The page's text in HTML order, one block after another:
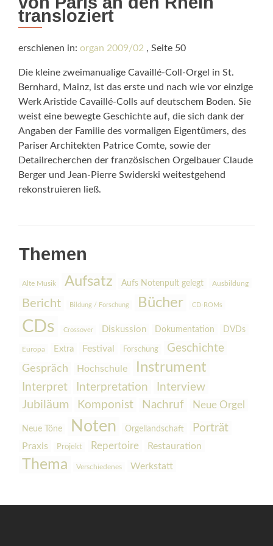
transloziert
erschienen in: organ 2009/02 , Seite 50
Die kleine zweimanualige Cavaillé-Coll-Orgel in St.
Bernhard, Mainz, ist das erste und nach wie vor einzige
Werk Aristide Cavaillé-Colls auf deutschem Boden. Sie
weist eine bewegte Geschichte auf, die sich dank der
Angaben der Familie des vormaligen Eigentümers, des
Pariser Architekten Patrice Comte, sowie der
Detailrecherchen der französischen Orgelbauer Claude
Berger und Jean-Pierre Swiderski weitestgehend
rekonstruieren ließ.
Themen
Alte Musik Aufsatz Aufs Notenpult gelegt Ausbildung
Bericht Bildung / Forschung Bücher CD-ROMs
CDs Crossover Diskussion Dokumentation DVDs
Europa Extra Festival Forschung Geschichte
Gespräch Hochschule Instrument
Interpret Interpretation
Interview
Jubiläum
Komponist Nachruf Neue Orgel
Neue Töne Noten Orgellandschaft Porträt
Praxis Projekt Repertoire Restauration
Thema Verschiedenes Werkstatt